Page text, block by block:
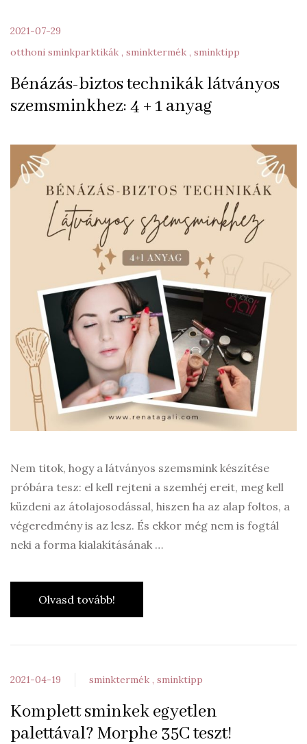
2021-07-29
otthoni sminkparktikák
sminktermék sminktipp
Bénázás-biztos technikák látványos
szemsminkhez: 4 + 1 anyag
Nem titok, hogy a látványos szemsmink készítése
próbára tesz: el kell rejteni a szemhéj ereit, meg kell
küzdeni az átolajosodással, hiszen ha az alap foltos, a
végeredmény is az lesz. És ekkor még nem is fogtál
neki a forma kialakításának …
Olvasd tovább!
2021-04-19 sminktermék sminktipp
Komplett sminkek egyetlen
palettával? Morphe 35C teszt!